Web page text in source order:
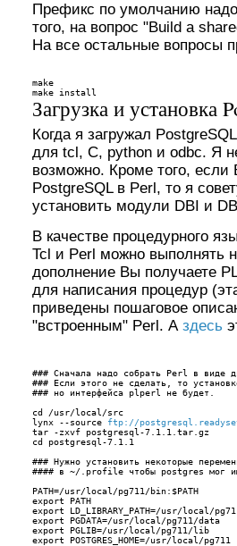
Префикс по умолчанию
того, на вопрос "Build a
На все остальные вопросы
make
make install
Загрузка и установка
Когда я загружал
для tcl, C, python и odbc. Я
возможно. Кроме того, если
PostgreSQL в Perl, то я
установить модули DBI и
В качестве процедурного
Tcl и Perl можно выполнять
дополнение Вы получаете
для написания процедур
приведены пошаговое
"встроенным" Perl. А здесь
### Сначала надо собрать Perl в виде
### Если этого не сделать, то
### но интерфейса plperl не будет.
cd /usr/local/src
lynx --source
ftp://
tar -zxvf postgresql-7.1.1.tar.gz
cd postgresql-7.1.1
### Нужно установить некоторые
#### в ~/.profile чтобы postgres мог
PATH=/usr/local/pg711/bin:$PATH
export PATH
export LD_LIBRARY_PATH=/usr/local/
export PGDATA=/usr/local/pg711/data
export PGLIB=/usr/local/pg711/lib
export POSTGRES_HOME=/usr/local/pg711